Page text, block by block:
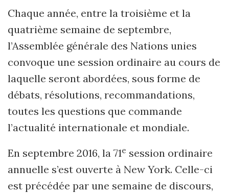
Chaque année, entre la troisième et la
quatrième semaine de septembre,
l’Assemblée générale des Nations unies
convoque une session ordinaire au cours de
laquelle seront abordées, sous forme de
débats, résolutions, recommandations,
toutes les questions que commande
l’actualité internationale et mondiale.
En septembre 2016, la 71e session ordinaire
annuelle s’est ouverte à New York. Celle-ci
est précédée par une semaine de discours,